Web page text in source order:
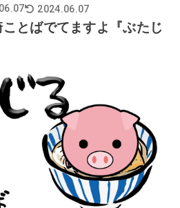
2024.06.07
とばでてますよ『ぶたじ